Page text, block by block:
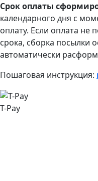
Срок оплаты
календарного дня с
оплату. Если оплата не
срока, сборка посылки
автоматически
Пошаговая инструкция:
T-Pay